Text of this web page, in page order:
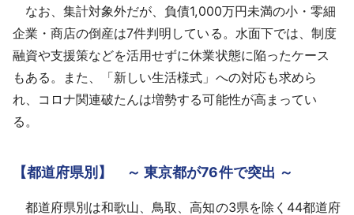
なお、集計対象外だが、負債1,000万円未満の小・零細
企業・商店の倒産は7件判明している。水面下では、制度
融資や支援策などを活用せずに休業状態に陥ったケース
もある。また、「新しい生活様式」への対応も求めら
れ、コロナ関連破たんは増勢する可能性が高まってい
る。
【都道府県別】 ～ 東京都が76件で突出 ～
都道府県別は和歌山、鳥取、高知の3県を除く44都道府